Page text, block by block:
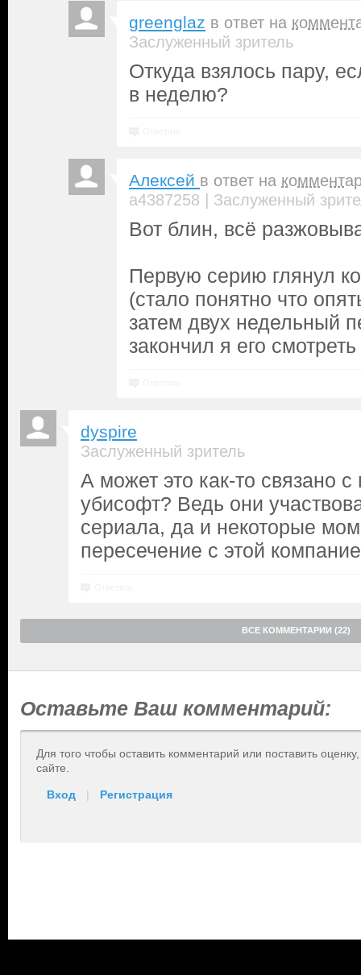
greenglaz в ответ на
Заслуженный зритель
Откуда взялось пару,
в неделю?
Алексей в ответ на
a4387258 | Заслуженный
Вот блин, всё
Первую серию глянул
(стало понятно что
затем двух недельный
закончил я его
dyspire
Заслуженный зритель
А может это как-то связано
убисофт? Ведь они
сериала, да и некоторые
пересечение с этой
ВСЕ КОММЕНТАРИИ (22)
Оставьте Ваш комментарий:
Для того чтобы оставить комментарий или поставить
сайте.
Вход | Регистрация